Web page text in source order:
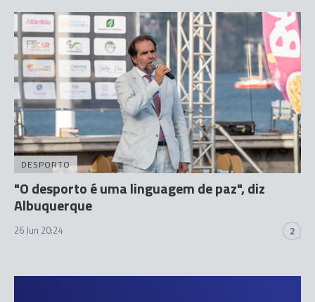
DESPORTO
"O desporto é uma linguagem de paz", diz
Albuquerque
26 Jun 20:24 2